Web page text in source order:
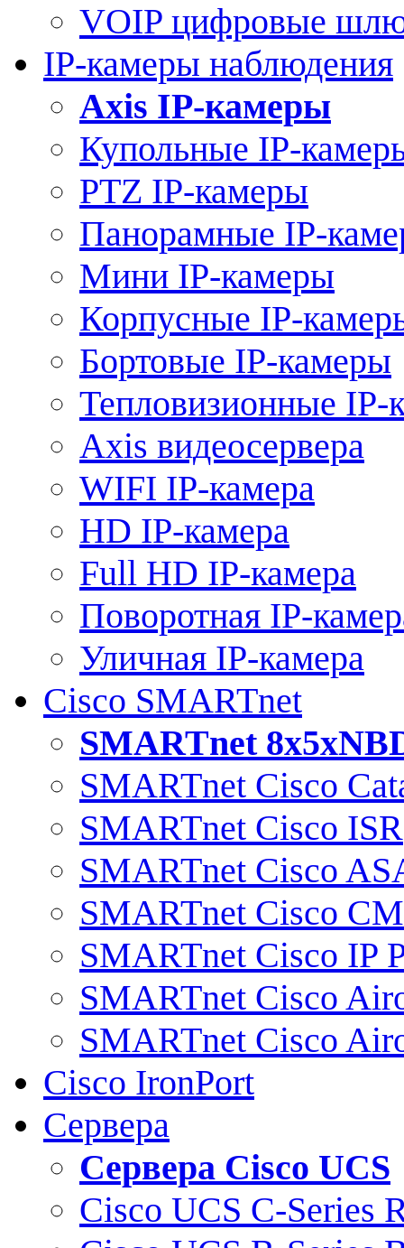
VOIP цифровые
IP-камеры наблюдения
Axis IP-камеры
Купольные IP-
PTZ IP-камеры
Панорамные IP-
Мини IP-камеры
Корпусные IP-
Бортовые IP-камеры
Тепловизионные IP-
Axis видеосервера
WIFI IP-камера
HD IP-камера
Full HD IP-камера
Поворотная IP-
Уличная IP-камера
Cisco SMARTnet
SMARTnet
SMARTnet Cisco
SMARTnet Cisco ISR
SMARTnet Cisco
SMARTnet Cisco
SMARTnet Cisco IP
SMARTnet Cisco
SMARTnet Cisco
Cisco IronPort
Сервера
Сервера Cisco UCS
Cisco UCS C-Series